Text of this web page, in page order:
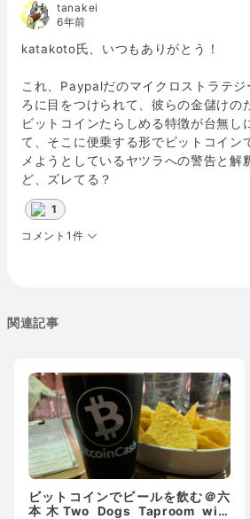
tanakei
6年前
katakoto氏、いつもありがとう！
これ、Paypalだのマイクロストラテジ
ろに目をつけられて、彼らの金儲けの
ビットコインたらしめる特徴が台無し
て、そこに便乗する形でビットコイン
メようとしているヤツラへの警告と解
ど、ズレてる？
1
コメント1件
関連記事
ビットコインでビールを飲む＠六
本木Two Dogs Taproom with